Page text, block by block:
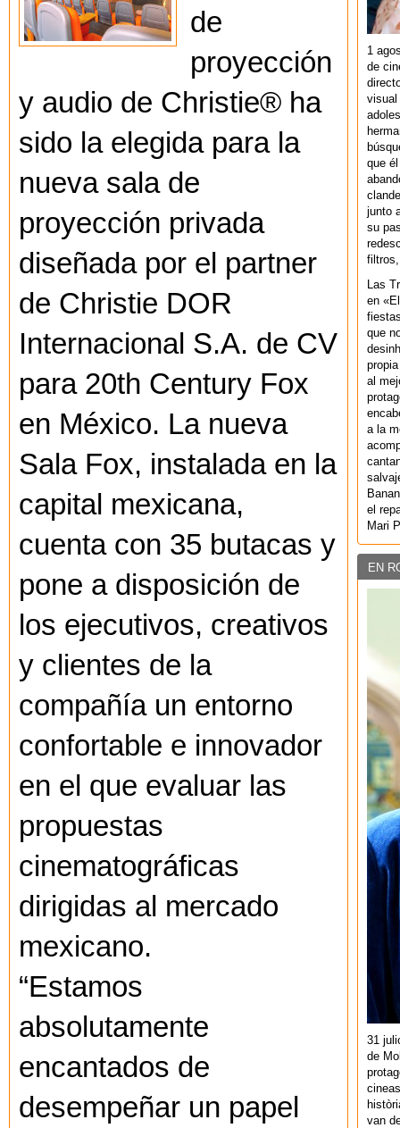
de
proyección
y audio de Christie® ha
sido la elegida para la
nueva sala de
proyección privada
diseñada por el partner
de Christie DOR
Internacional S.A. de CV
para 20th Century Fox
en México. La nueva
Sala Fox, instalada en la
capital mexicana,
cuenta con 35 butacas y
pone a disposición de
los ejecutivos, creativos
y clientes de la
compañía un entorno
confortable e innovador
en el que evaluar las
propuestas
cinematográficas
dirigidas al mercado
mexicano.
“Estamos
absolutamente
encantados de
desempeñar un papel
1
de
visual
que
junto
su
filtros,
Las
en
que
al
a la
el
Mari
EN
31
de
van